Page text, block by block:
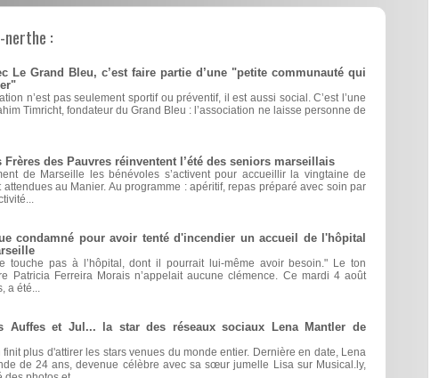
:
Le Grand Bleu, c’est faire partie d’une "petite communauté qui
n’est pas seulement sportif ou préventif, il est aussi social. C’est l’une
Timricht, fondateur du Grand Bleu : l’association ne laisse personne de
Frères des Pauvres réinventent l’été des seniors marseillais
de Marseille les bénévoles s’activent pour accueillir la vingtaine de
au Manier. Au programme : apéritif, repas préparé avec soin par
condamné pour avoir tenté d'incendier un accueil de l'hôpital
touche pas à l’hôpital, dont il pourrait lui-même avoir besoin." Le ton
Patricia Ferreira Morais n’appelait aucune clémence. Ce mardi 4 août
a été...
Auffes et Jul... la star des réseaux sociaux Lena Mantler de
plus d'attirer les stars venues du monde entier. Dernière en date, Lena
de 24 ans, devenue célèbre avec sa sœur jumelle Lisa sur Musical.ly,